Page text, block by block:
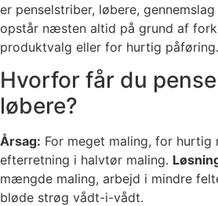
er penselstriber, løbere,
opstår næsten altid på grund af
produktvalg eller for hurtig påføring.
Hvorfor får du
løbere?
Årsag: For meget maling, for hurtig
efterretning i halvtør maling.
mængde maling, arbejd i mindre
bløde strøg vådt-i-vådt.